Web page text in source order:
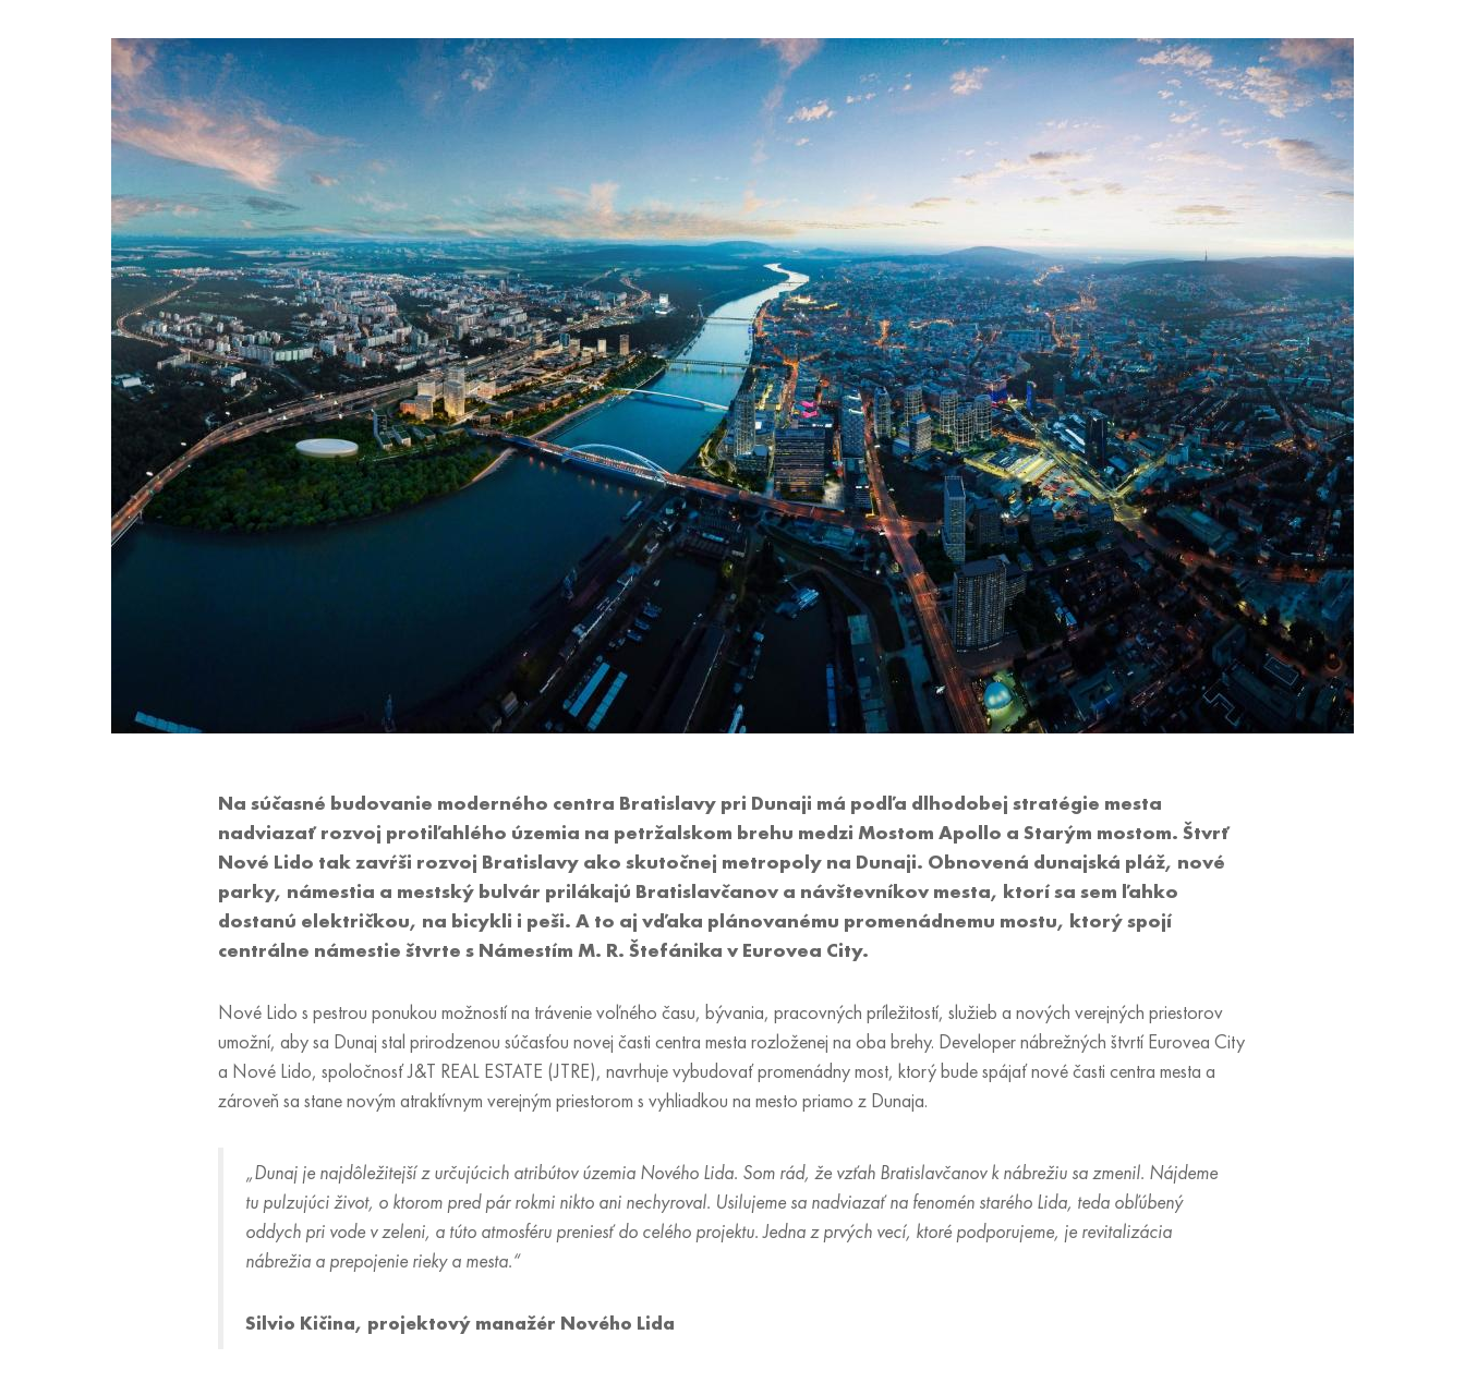
Na súčasné budovanie moderného centra Bratislavy pri Dunaji má podľa dlhodobej stratégie mesta
nadviazať rozvoj protiľahlého územia na petržalskom brehu medzi Mostom Apollo a Starým mostom. Štvrť
Nové Lido tak zavŕši rozvoj Bratislavy ako skutočnej metropoly na Dunaji. Obnovená dunajská pláž, nové
parky, námestia a mestský bulvár prilákajú Bratislavčanov a návštevníkov mesta, ktorí sa sem ľahko
dostanú električkou, na bicykli i peši. A to aj vďaka plánovanému promenádnemu mostu, ktorý spojí
centrálne námestie štvrte s Námestím M. R. Štefánika v Eurovea City.
Nové Lido s pestrou ponukou možností na trávenie voľného času, bývania, pracovných príležitostí, služieb a nových verejných priestorov
umožní, aby sa Dunaj stal prirodzenou súčasťou novej časti centra mesta rozloženej na oba brehy. Developer nábrežných štvrtí Eurovea City
a Nové Lido, spoločnosť J&T REAL ESTATE (JTRE), navrhuje vybudovať promenádny most, ktorý bude spájať nové časti centra mesta a
zároveň sa stane novým atraktívnym verejným priestorom s vyhliadkou na mesto priamo z Dunaja.
„Dunaj je najdôležitejší z určujúcich atribútov územia Nového Lida. Som rád, že vzťah Bratislavčanov k nábrežiu sa zmenil. Nájdeme
tu pulzujúci život, o ktorom pred pár rokmi nikto ani nechyroval. Usilujeme sa nadviazať na fenomén starého Lida, teda obľúbený
oddych pri vode v zeleni, a túto atmosféru preniesť do celého projektu. Jedna z prvých vecí, ktoré podporujeme, je revitalizácia
nábrežia a prepojenie rieky a mesta.“
Silvio Kičina, projektový manažér Nového Lida